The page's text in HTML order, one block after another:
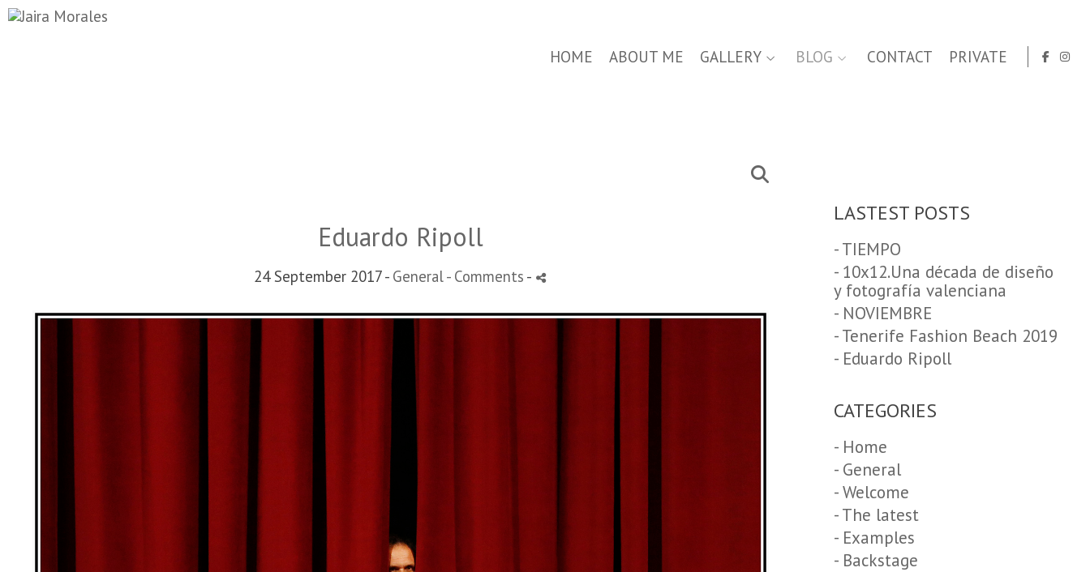
HOME ABOUT ME GALLERY BLOG CONTACT PRIVATE
Eduardo Ripoll
24 September 2017 - General- Comments -
LASTEST POSTS
- TIEMPO
- 10x12.Una década de diseño
y fotografía valenciana
- NOVIEMBRE
- Tenerife Fashion Beach 2019
- Eduardo Ripoll
CATEGORIES
- Home
- General
- Welcome
- The latest
- Examples
- Backstage